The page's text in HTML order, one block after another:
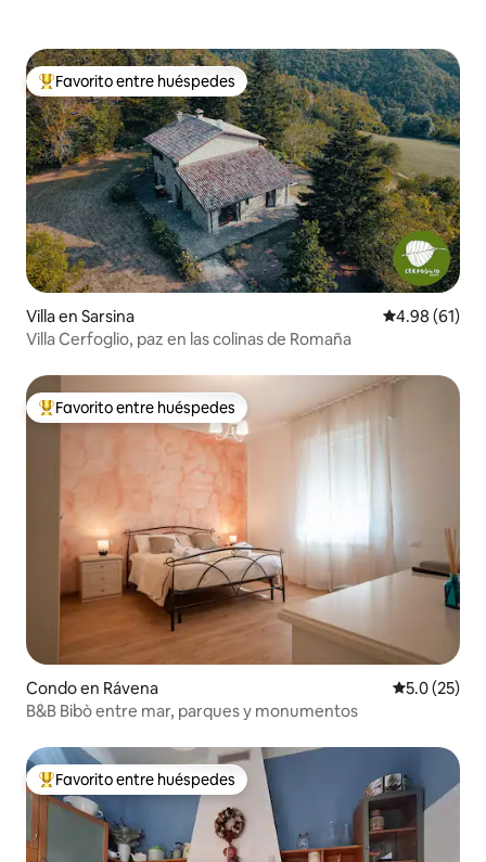
Favorito entre huéspedes preferido
Favorito entre huéspedes
Villa en Sarsina Calificación
4.98 (61)
Villa Cerfoglio, paz en las colinas de Romaña
Favorito entre huéspedes preferido
Favorito entre huéspedes
Condo en Rávena Calificación
5.0 (25)
B&B Bibò entre mar, parques y monumentos
Favorito entre huéspedes preferido
Favorito entre huéspedes